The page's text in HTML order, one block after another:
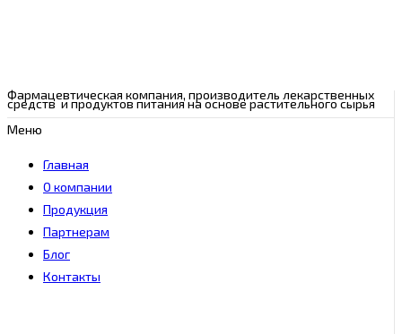
Фармацевтическая компания, производитель лекарственных
средств и продуктов питания на основе растительного сырья
Меню
Главная
О компании
Продукция
Партнерам
Блог
Контакты